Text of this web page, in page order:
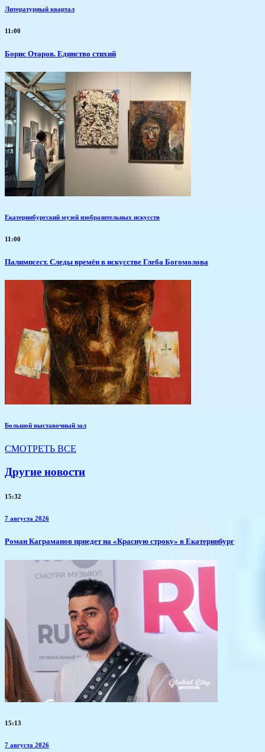
Литературный квартал
11:00
Борис Отаров. Единство стихий
Екатеринбургский музей изобразительных искусств
11:00
Палимпсест. Следы времён в искусстве Глеба Богомолова
Большой выставочный зал
СМОТРЕТЬ ВСЕ
Другие новости
15:32
7 августа 2026
​Роман Каграманов приедет на «Красную строку» в Екатеринбург
15:13
7 августа 2026